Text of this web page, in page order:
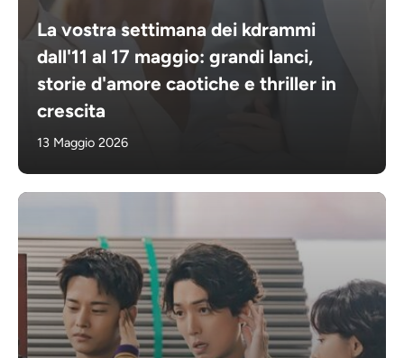
La vostra settimana dei kdrammi
dall'11 al 17 maggio: grandi lanci,
storie d'amore caotiche e thriller in
crescita
13 Maggio 2026